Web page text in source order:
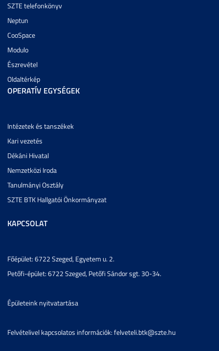
SZTE telefonkönyv
Neptun
CooSpace
Modulo
Észrevétel
Oldaltérkép
OPERATÍV EGYSÉGEK
Intézetek és tanszékek
Kari vezetés
Dékáni Hivatal
Nemzetközi Iroda
Tanulmányi Osztály
SZTE BTK Hallgatói Önkormányzat
KAPCSOLAT
Főépület: 6722 Szeged, Egyetem u. 2.
Petőfi-épület: 6722 Szeged, Petőfi Sándor sgt. 30-34.
Épületeink nyitvatartása
Felvételivel kapcsolatos információk: felveteli.btk@szte.hu